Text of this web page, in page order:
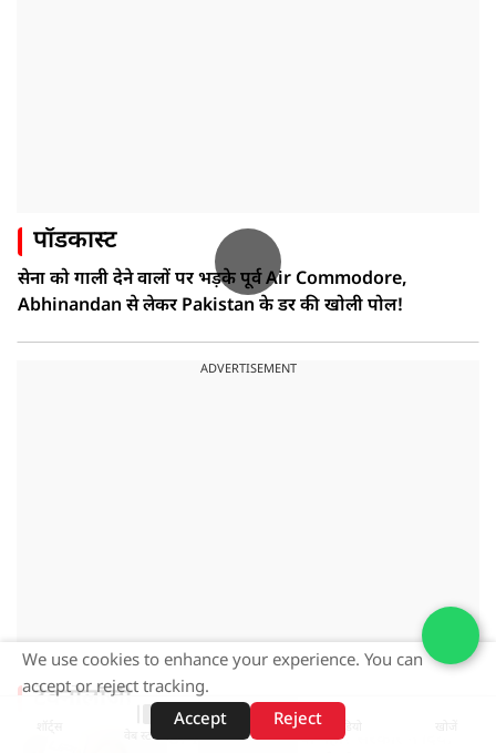
पॉडकास्ट
सेना को गाली देने वालों पर भड़के पूर्व Air Commodore,
Abhinandan से लेकर Pakistan के डर की खोली पोल!
ADVERTISEMENT
टेक्नोलॉजी
UPI पर चार्ज लगेगा या नहीं? सरकार ने दिया
वेब स्टोरीज़
We use cookies to enhance your experience. You can
accept or reject tracking.
Accept
Reject